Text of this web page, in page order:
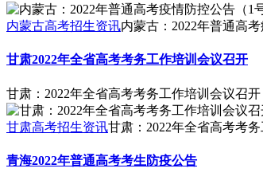
内蒙古高考招生资讯 内蒙古：2022年普通高
甘肃2022年全省高考考务工作培训会议召开
甘肃：2022年全省高考考务工作培训会议召开
甘肃高考招生资讯甘肃：2022年全省高考考
青海2022年普通高考考生防疫公告